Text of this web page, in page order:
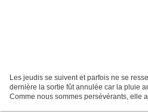
Les jeudis se suivent et parfois ne se
dernière la sortie fût annulée car la pluie
Comme nous sommes persévérants, elle